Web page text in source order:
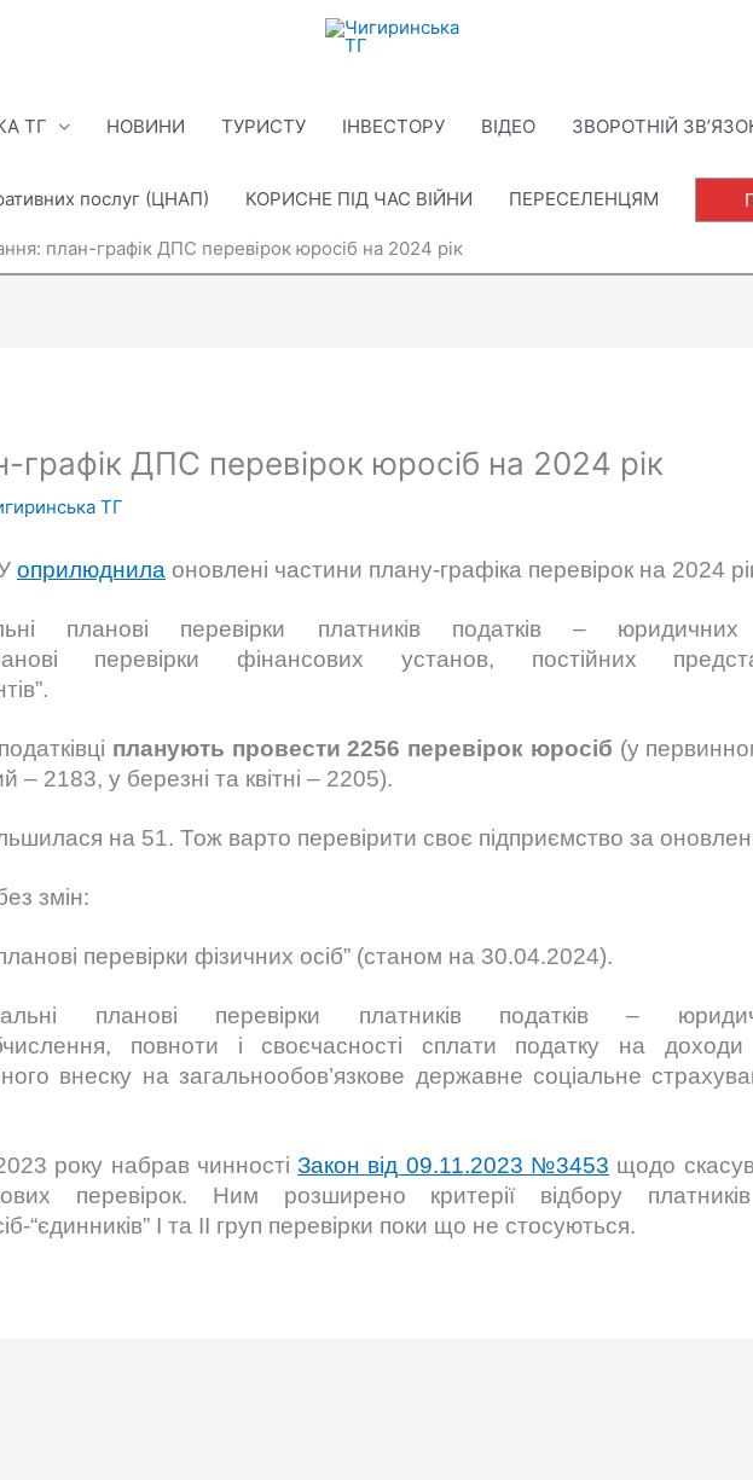
ТГ НОВИНИ ТУРИСТУ ІНВЕСТОРУ ВІДЕО ЗВОРОТНІЙ
послуг (ЦНАП) КОРИСНЕ ПІД ЧАС ВІЙНИ ПЕРЕСЕЛЕНЦЯМ
план-графік ДПС перевірок юросіб на 2024 рік
графік ДПС перевірок юросіб на 2024 рік
ТГ
оприлюднила оновлені частини плану-графіка перевірок на 2024
планові перевірки платників податків –
перевірки фінансових установ, постійних
планують провести 2256 перевірок юросіб (у
– 2183, у березні та квітні – 2205).
на 51. Тож варто перевірити своє підприємство за
змін:
планові перевірки фізичних осіб” (станом на 30.04.2024).
планові перевірки платників податків –
повноти і своєчасності сплати податку на доходи
внеску на загальнообов’язкове державне соціальне
року набрав чинностіЗакон від 09.11.2023 №3453 щодо
перевірок. Ним розширено критерії відбору
“єдинників” І та ІІ груп перевірки поки що не стосуються.